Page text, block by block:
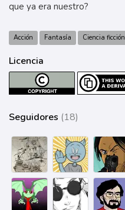
que ya era nuestro?
Acción Fantasía Ciencia ficción
Licencia
Seguidores (18)